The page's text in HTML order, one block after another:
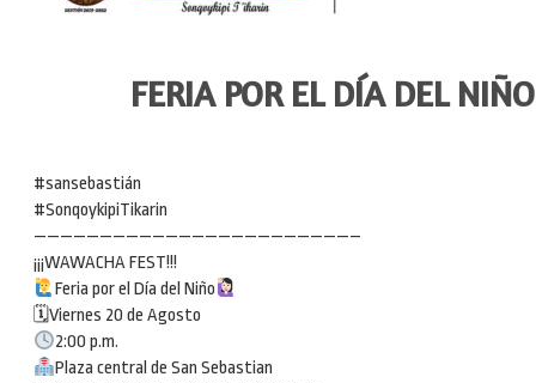
FERIA POR EL DÍA DEL NIÑO
#sansebastián
#SonqoykipiTikarin
————————————————————————–
¡¡¡WAWACHA FEST!!!
Feria por el Día del Niño
🗓Viernes 20 de Agosto
2:00 p.m.
Plaza central de San Sebastian